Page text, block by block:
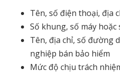
Tên, số điện thoại, địa
Số khung, số máy
Tên, địa chỉ, số đường
nghiệp bán bảo hiểm
Mức độ chịu trách